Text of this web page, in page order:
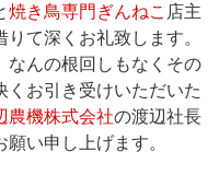
焼き鳥専門ぎんねこ 店主
て深くお礼致します。
なんの根回しもなくその
くお引き受けいただいた
農機株式会社の渡辺社長
い申し上げます。